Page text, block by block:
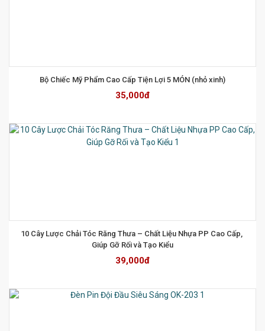
Bộ Chiếc Mỹ Phẩm Cao Cấp Tiện Lợi 5 MÓN (nhỏ xinh)
35,000đ
10 Cây Lược Chải Tóc Răng Thưa – Chất Liệu Nhựa PP Cao Cấp,
Giúp Gỡ Rối và Tạo Kiểu
39,000đ